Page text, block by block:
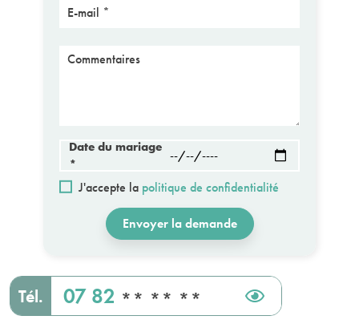
Date du mariage
*
J'accepte la politique de confidentialité
Envoyer la demande
Tél. 07 82 ** ** **